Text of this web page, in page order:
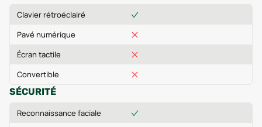
Clavier rétroéclairé
Pavé numérique
Écran tactile
Convertible
SÉCURITÉ
Reconnaissance faciale